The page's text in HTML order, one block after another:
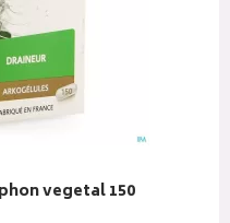
vegetal 150